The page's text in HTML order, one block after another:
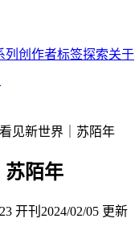
列 创作者标签探索关于
看见新世界｜苏陌年
苏陌年
开刊 2024/02/05 更新